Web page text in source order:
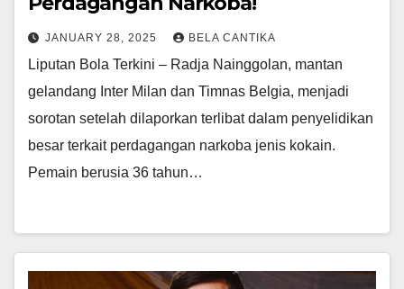
JANUARY 28, 2025 BELA CANTIKA
Liputan Bola Terkini – Radja Nainggolan, mantan
gelandang Inter Milan dan Timnas Belgia, menjadi
sorotan setelah dilaporkan terlibat dalam penyelidikan
besar terkait perdagangan narkoba jenis kokain.
Pemain berusia 36 tahun…